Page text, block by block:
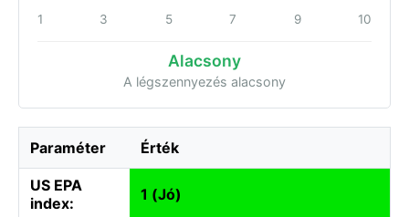
1 3 5 7 9 10
Alacsony
A légszennyezés alacsony
Paraméter Érték
US EPA
index:
1 (Jó)